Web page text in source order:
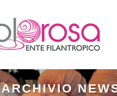
ARCHIVIO